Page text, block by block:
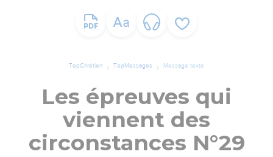
TopChrétien TopMessages Message texte
Les épreuves qui
viennent des
circonstances N°29